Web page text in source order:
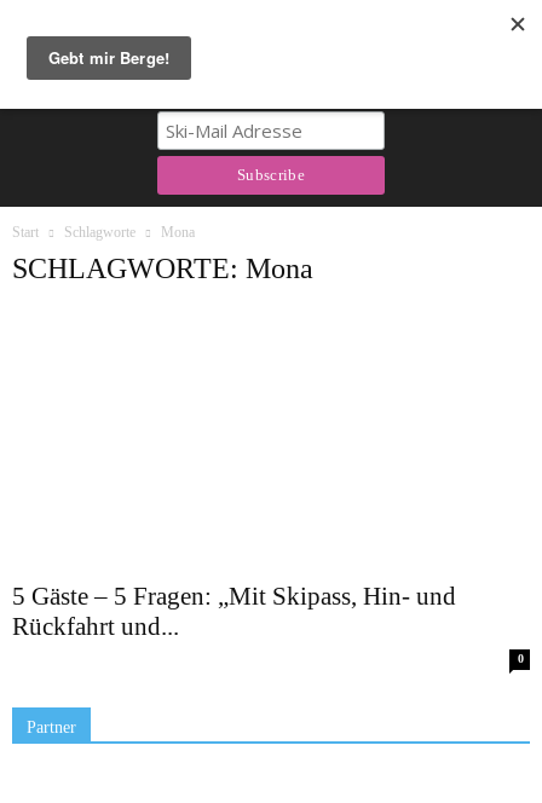
Start Schlagworte Mona
SCHLAGWORTE: Mona
5 Gäste – 5 Fragen: „Mit Skipass, Hin- und
Rückfahrt und...
0
Partner